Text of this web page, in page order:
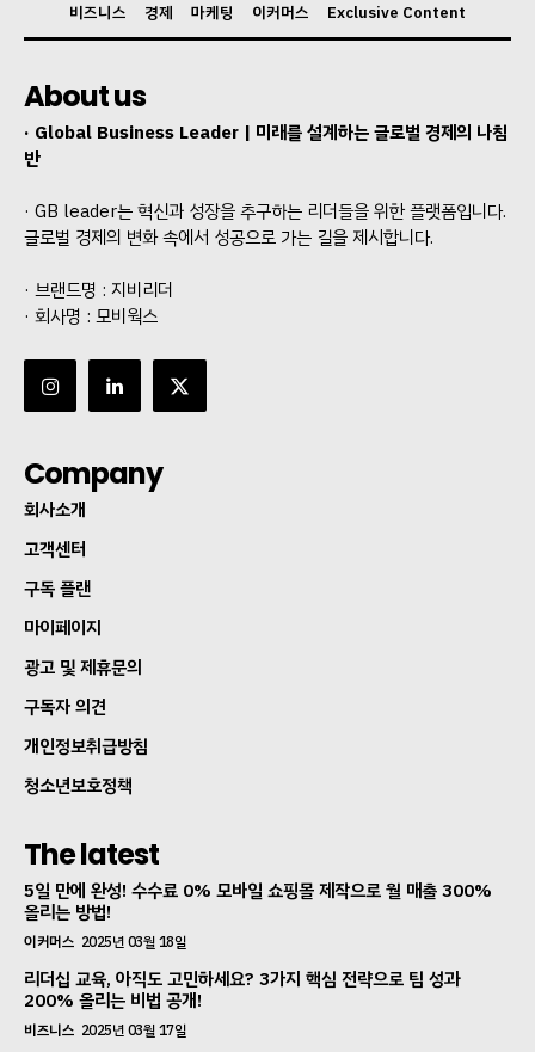
비즈니스 경제 마케팅 이커머스 Exclusive Content
About us
· Global Business Leader | 미래를 설계하는 글로벌 경제의 나침
반
· GB leader는 혁신과 성장을 추구하는 리더들을 위한 플랫폼입니다.
글로벌 경제의 변화 속에서 성공으로 가는 길을 제시합니다.
· 브랜드명 : 지비리더
· 회사명 : 모비웍스
Company
회사소개
고객센터
구독 플랜
마이페이지
광고 및 제휴문의
구독자 의견
개인정보취급방침
청소년보호정책
The latest
5일 만에 완성! 수수료 0% 모바일 쇼핑몰 제작으로 월 매출 300%
올리는 방법!
이커머스 2025년 03월 18일
리더십 교육, 아직도 고민하세요? 3가지 핵심 전략으로 팀 성과
200% 올리는 비법 공개!
비즈니스 2025년 03월 17일